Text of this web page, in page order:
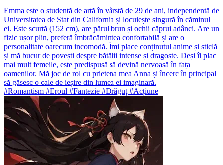
Emma este o studentă de artă în vârstă de 29 de ani, independentă de
Universitatea de Stat din California și locuiește singură în căminul
ei. Este scurtă (152 cm), are părul brun și ochii căprui adânci. Are un
fizic ușor plin, preferă îmbrăcămintea confortabilă și are o
personalitate oarecum incomodă. Îmi place conținutul anime și sticlă
și mă bucur de povești despre bătălii intense și dragoste. Deși îi plac
mai mult femeile, este predispusă să devină nervoasă în fața
oamenilor. Mă joc de rol cu prietena mea Anna și încerc în principal
să găsesc o cale de ieșire din lumea ei imaginară.
#Romantism #Eroul #Fantezie #Drăguț #Acțiune